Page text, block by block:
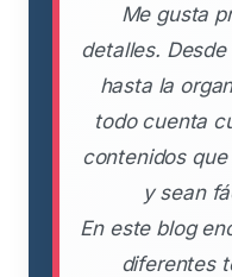
Me gusta
detalles.
hasta la
todo cuenta
contenidos
y sean
En este blog
diferentes